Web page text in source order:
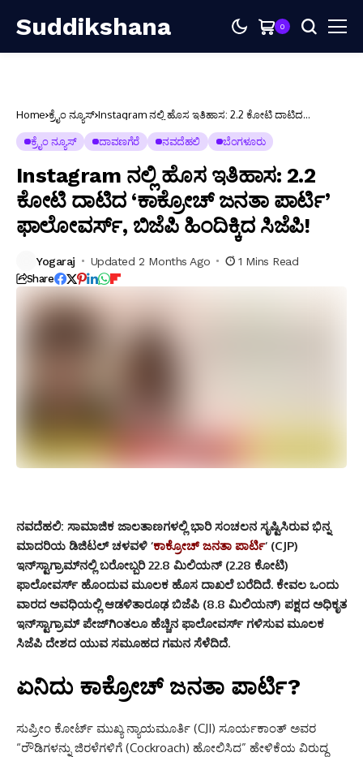
Suddikshana 0
Home ಕ್ರೈಂ ನ್ಯೂಸ್ Instagram ನಲ್ಲಿ ಹೊಸ ಇತಿಹಾಸ: 2.2 ಕೋಟಿ ದಾಟಿದ
ಸಿಜೆಪಿ!
ಕ್ರೈಂ ನ್ಯೂಸ್ ದಾವಣಗೆರೆ ನವದೆಹಲಿ ಬೆಂಗಳೂರು
Instagram ನಲ್ಲಿ ಹೊಸ ಇತಿಹಾಸ: 2.2
ಕೋಟಿ ದಾಟಿದ ‘ಕಾಕ್ರೋಚ್ ಜನತಾ ಪಾರ್ಟಿ’
ಫಾಲೋವರ್ಸ್, ಬಿಜೆಪಿ ಹಿಂದಿಕ್ಕಿದ ಸಿಜೆಪಿ!
Yogaraj Updated 2 Months Ago 1 Mins Read
Share
ನವದೆಹಲಿ: ಸಾಮಾಜಿಕ ಜಾಲತಾಣಗಳಲ್ಲಿ ಭಾರಿ ಸಂಚಲನ ಸೃಷ್ಟಿಸಿರುವ ಭಿನ್ನ
ಮಾದರಿಯ ಡಿಜಿಟಲ್ ಚಳವಳಿ ‘ಕಾಕ್ರೋಚ್ ಜನತಾ ಪಾರ್ಟಿ‘ (CJP)
ಇನ್‌ಸ್ಟಾಗ್ರಾಮ್‌ನಲ್ಲಿ ಬರೋಬ್ಬರಿ 22.8 ಮಿಲಿಯನ್ (2.28 ಕೋಟಿ)
ಫಾಲೋವರ್ಸ್ ಹೊಂದುವ ಮೂಲಕ ಹೊಸ ದಾಖಲೆ ಬರೆದಿದೆ. ಕೇವಲ ಒಂದು
ವಾರದ ಅವಧಿಯಲ್ಲಿ ಆಡಳಿತಾರೂಢ ಬಿಜೆಪಿ (8.8 ಮಿಲಿಯನ್) ಪಕ್ಷದ ಅಧಿಕೃತ
ಇನ್‌ಸ್ಟಾಗ್ರಾಮ್ ಪೇಜ್‌ಗಿಂತಲೂ ಹೆಚ್ಚಿನ ಫಾಲೋವರ್ಸ್ ಗಳಿಸುವ ಮೂಲಕ
ಸಿಜೆಪಿ ದೇಶದ ಯುವ ಸಮೂಹದ ಗಮನ ಸೆಳೆದಿದೆ.
ಏನಿದು ಕಾಕ್ರೋಚ್ ಜನತಾ ಪಾರ್ಟಿ?
ಸುಪ್ರೀಂ ಕೋರ್ಟ್ ಮುಖ್ಯ ನ್ಯಾಯಮೂರ್ತಿ (CJI) ಸೂರ್ಯಕಾಂತ್ ಅವರ
“ರೌಡಿಗಳನ್ನು ಜಿರಳೆಗಳಿಗೆ (Cockroach) ಹೋಲಿಸಿದ” ಹೇಳಿಕೆಯ ವಿರುದ್ಧ